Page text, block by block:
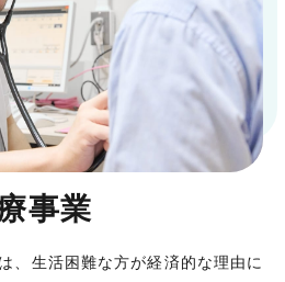
事業
、生活困難な方が経済的な理由に